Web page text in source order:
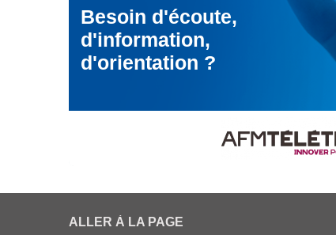
Besoin d'écoute,
d'information,
d'orientation ?
ALLER À LA PAGE